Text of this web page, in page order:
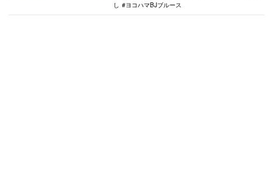
し
ヨコハマBJブルース